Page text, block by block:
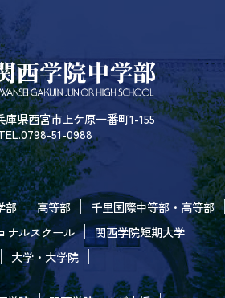
庫県西宮市上ケ原一番町1-155
51-0988
部 高等部
千里国際中等部・高等部
ナルスクール
関西学院短期大学
大学・大学院